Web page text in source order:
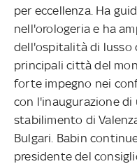
per eccellenza. Ha
nell'orologeria e ha
dell'ospitalità di lusso
principali città del
forte impegno nei
con l'inaugurazione
stabilimento di
Bulgari. Babin
presidente del